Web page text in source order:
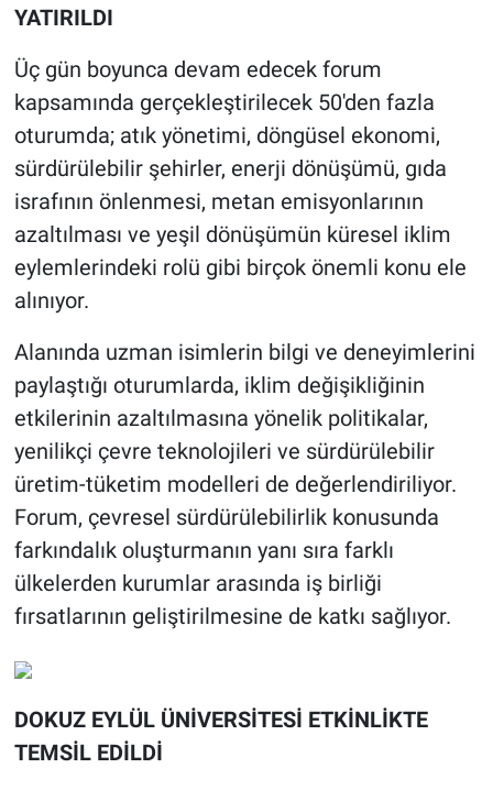
YATIRILDI
Üç gün boyunca devam edecek forum
kapsamında gerçekleştirilecek 50'den fazla
oturumda; atık yönetimi, döngüsel ekonomi,
sürdürülebilir şehirler, enerji dönüşümü, gıda
israfının önlenmesi, metan emisyonlarının
azaltılması ve yeşil dönüşümün küresel iklim
eylemlerindeki rolü gibi birçok önemli konu ele
alınıyor.
Alanında uzman isimlerin bilgi ve deneyimlerini
paylaştığı oturumlarda, iklim değişikliğinin
etkilerinin azaltılmasına yönelik politikalar,
yenilikçi çevre teknolojileri ve sürdürülebilir
üretim-tüketim modelleri de değerlendiriliyor.
Forum, çevresel sürdürülebilirlik konusunda
farkındalık oluşturmanın yanı sıra farklı
ülkelerden kurumlar arasında iş birliği
fırsatlarının geliştirilmesine de katkı sağlıyor.
DOKUZ EYLÜL ÜNİVERSİTESİ ETKİNLİKTE
TEMSİL EDİLDİ